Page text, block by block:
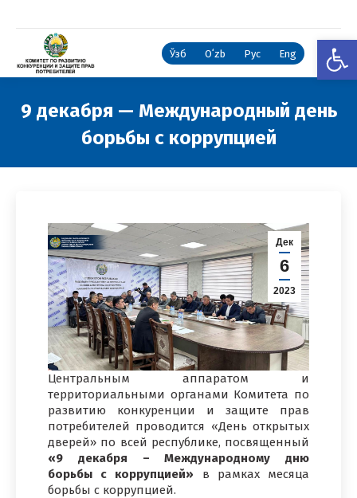
Ўзб Oʻzb Рус Eng
9 декабря — Международный день
борьбы с коррупцией
Дек
6
2023
Центральным аппаратом и
территориальными органами Комитета по
развитию конкуренции и защите прав
потребителей проводится «День открытых
дверей» по всей республике, посвященный
«9 декабря – Международному дню
борьбы с коррупцией» в рамках месяца
борьбы с коррупцией.